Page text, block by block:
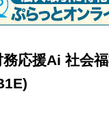
務応援Ai 社会